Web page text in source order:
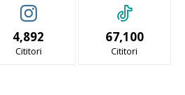
4,892
Cititori
67,100
Cititori